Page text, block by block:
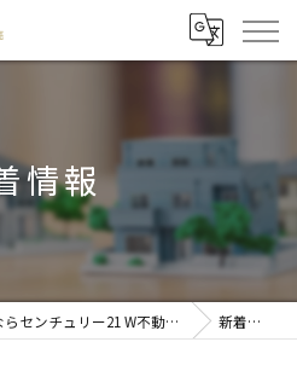
情報
愛知県岡崎市の不動産売却ならセンチュリー21 W不動産販売 新着情報